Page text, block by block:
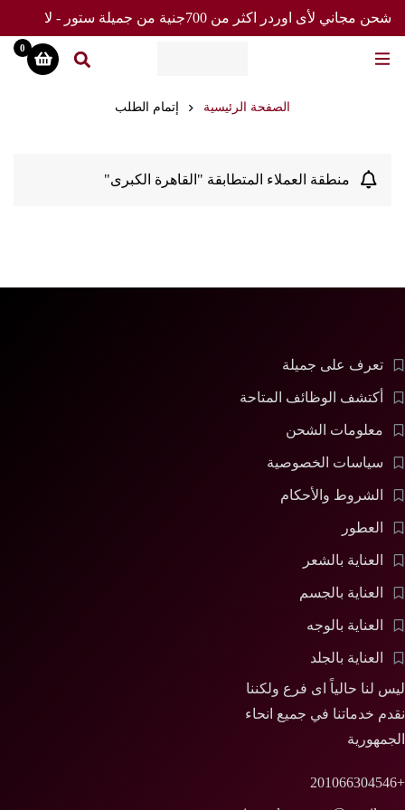
شحن مجاني لأى اوردر اكثر من 700جنية من جميلة ستور - لا
تفوت العرض
0
الصفحة الرئيسية إتمام الطلب
منطقة العملاء المتطابقة "القاهرة الكبرى"
تعرف على جميلة
أكتشف الوظائف المتاحة
معلومات الشحن
سياسات الخصوصية
الشروط والأحكام
العطور
العناية بالشعر
العناية بالجسم
العناية بالوجه
العناية بالجلد
ليس لنا حالياً اى فرع ولكننا
نقدم خدماتنا في جميع انحاء
الجمهورية
+201066304546